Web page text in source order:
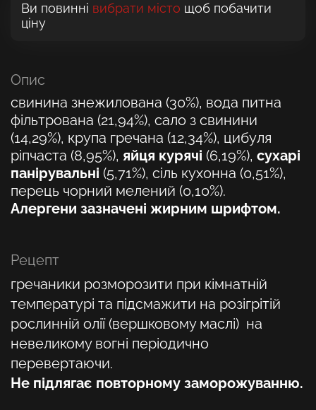
Ви повинні вибрати місто щоб побачити
ціну
Опис
свинина знежилована (30%), вода питна
фільтрована (21,94%), сало з свинини
(14,29%), крупа гречана (12,34%), цибуля
ріпчаста (8,95%), яйця курячі (6,19%), сухарі
панірувальні (5,71%), сіль кухонна (0,51%),
перець чорний мелений (0,10%).
Алергени зазначені жирним шрифтом.
Рецепт
гречаники розморозити при кімнатній
температурі та підсмажити на розігрітій
рослинній олії (вершковому маслі) на
невеликому вогні періодично
перевертаючи.
Не підлягає повторному заморожуванню.